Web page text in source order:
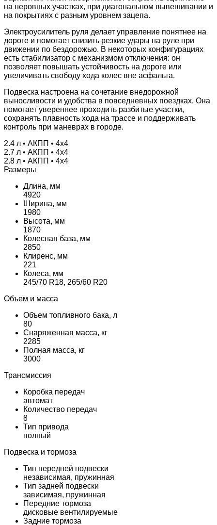
на неровных участках, при диагональном вывешивании и
на покрытиях с разным уровнем зацепа.
Электроусилитель руля делает управление понятнее на
дороге и помогает снизить резкие удары на руле при
движении по бездорожью. В некоторых конфигурациях
есть стабилизатор с механизмом отключения: он
позволяет повышать устойчивость на дороге или
увеличивать свободу хода колес вне асфальта.
Подвеска настроена на сочетание внедорожной
выносливости и удобства в повседневных поездках. Она
помогает увереннее проходить разбитые участки,
сохранять плавность хода на трассе и поддерживать
контроль при маневрах в городе.
2.4 л • АКПП • 4х4
2.7 л • АКПП • 4х4
2.8 л • АКПП • 4х4
Размеры
Длина, мм
4920
Ширина, мм
1980
Высота, мм
1870
Колесная база, мм
2850
Клиренс, мм
221
Колеса, мм
245/70 R18, 265/60 R20
Объем и масса
Объем топливного бака, л
80
Снаряженная масса, кг
2285
Полная масса, кг
3000
Трансмиссия
Коробка передач
автомат
Количество передач
8
Тип привода
полный
Подвеска и тормоза
Тип передней подвески
независимая, пружинная
Тип задней подвески
зависимая, пружинная
Передние тормоза
дисковые вентилируемые
Задние тормоза